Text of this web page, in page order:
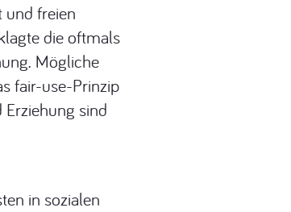
und freien
die oftmals
Mögliche
fair-use-Prinzip
sind
in sozialen